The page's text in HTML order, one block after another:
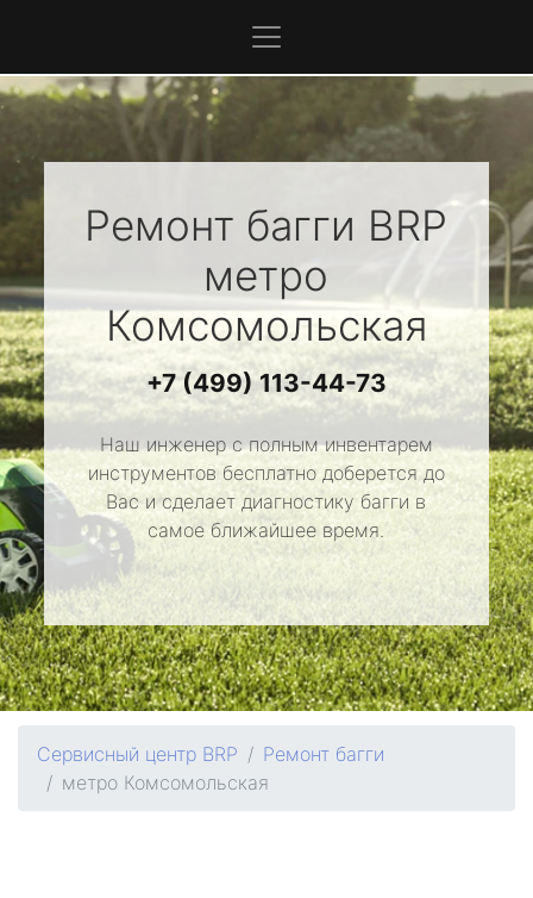
Ремонт багги BRP
метро
Комсомольская
+7 (499) 113-44-73
Наш инженер с полным инвентарем
инструментов бесплатно доберется до
Вас и сделает диагностику багги в
самое ближайшее время.
Сервисный центр BRP
Ремонт багги
метро Комсомольская